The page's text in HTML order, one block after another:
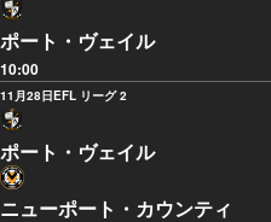
ポート・ヴェイル
10:00
11月28日EFL リーグ 2
ポート・ヴェイル
ニューポート・カウンティ